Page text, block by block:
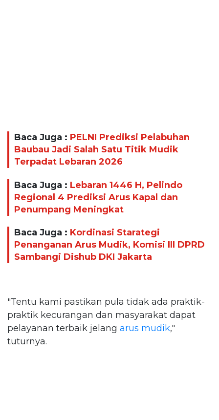
Baca Juga : PELNI Prediksi Pelabuhan
Baubau Jadi Salah Satu Titik Mudik
Terpadat Lebaran 2026
Baca Juga : Lebaran 1446 H, Pelindo
Regional 4 Prediksi Arus Kapal dan
Penumpang Meningkat
Baca Juga : Kordinasi Starategi
Penanganan Arus Mudik, Komisi III DPRD
Sambangi Dishub DKI Jakarta
"Tentu kami pastikan pula tidak ada praktik-
praktik kecurangan dan masyarakat dapat
pelayanan terbaik jelang arus mudik,"
tuturnya.